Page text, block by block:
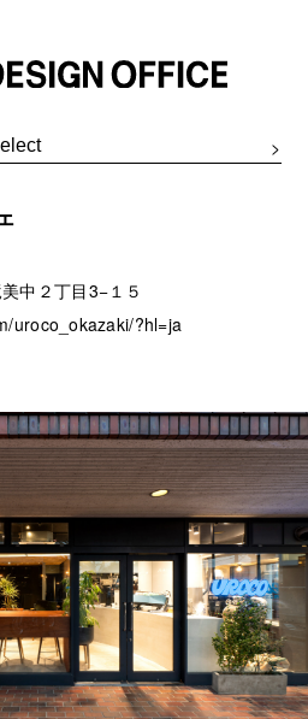
中２丁目3−１５
uroco_okazaki/?hl=ja